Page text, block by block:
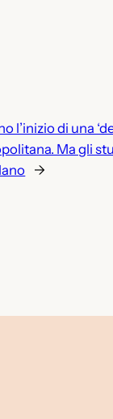
l’inizio di una
Ma gli
→